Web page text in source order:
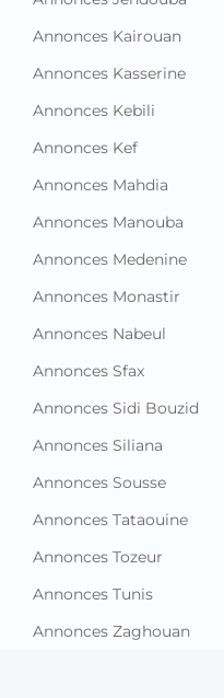
Annonces Kairouan
Annonces Kasserine
Annonces Kebili
Annonces Kef
Annonces Mahdia
Annonces Manouba
Annonces Medenine
Annonces Monastir
Annonces Nabeul
Annonces Sfax
Annonces Sidi Bouzid
Annonces Siliana
Annonces Sousse
Annonces Tataouine
Annonces Tozeur
Annonces Tunis
Annonces Zaghouan